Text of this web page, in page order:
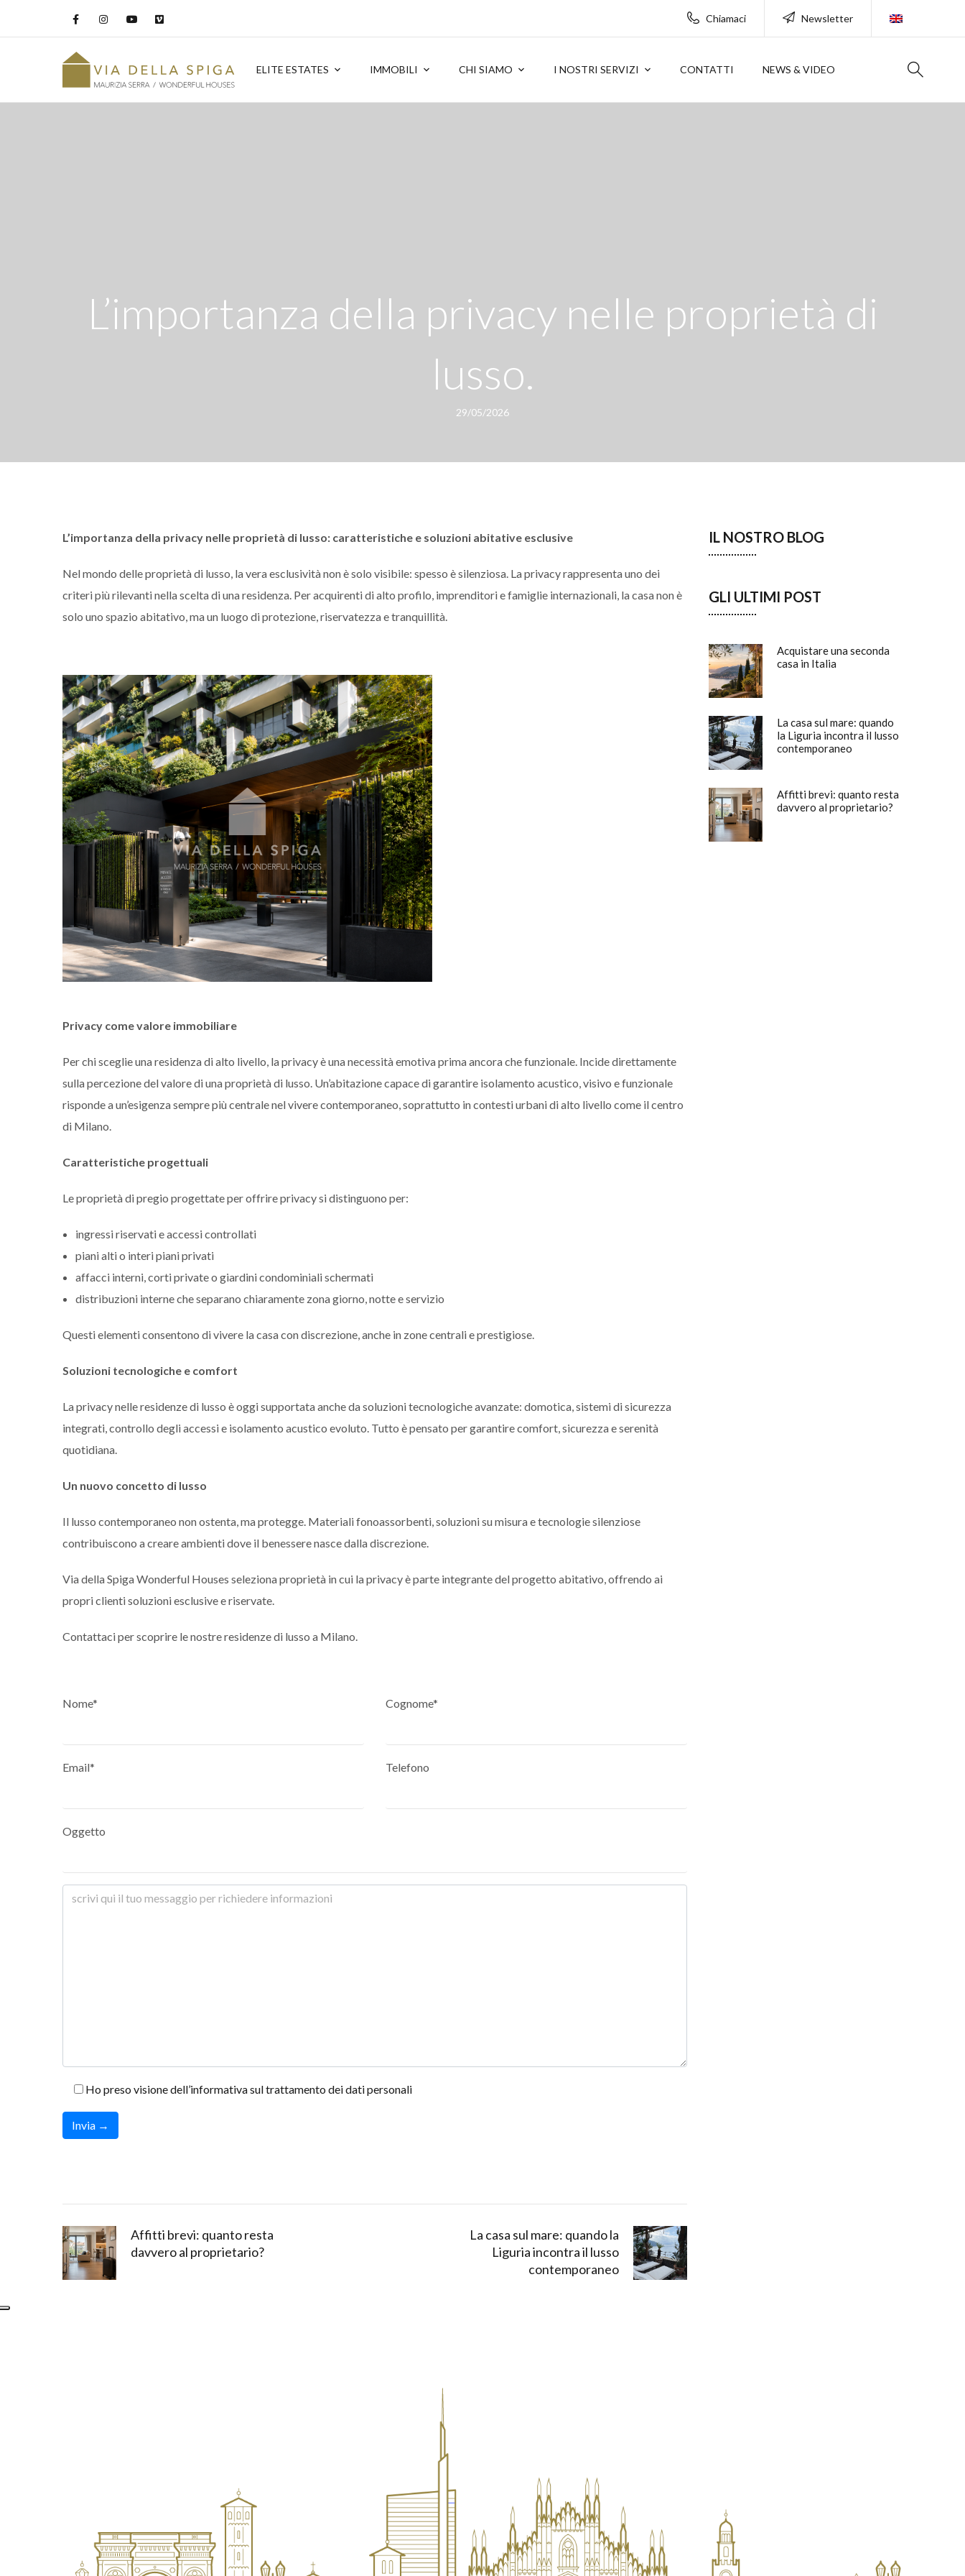
Chiamaci Newsletter
ELITE ESTATES IMMOBILI CHI SIAMO I NOSTRI SERVIZI CONTATTI NEWS & VIDEO
L’importanza della privacy nelle proprietà di
lusso.
29/05/2026
L’importanza della privacy nelle proprietà di lusso: caratteristiche e soluzioni abitative esclusive
Nel mondo delle proprietà di lusso, la vera esclusività non è solo visibile: spesso è silenziosa. La privacy rappresenta uno dei
criteri più rilevanti nella scelta di una residenza. Per acquirenti di alto profilo, imprenditori e famiglie internazionali, la casa non è
solo uno spazio abitativo, ma un luogo di protezione, riservatezza e tranquillità.
Privacy come valore immobiliare
Per chi sceglie una residenza di alto livello, la privacy è una necessità emotiva prima ancora che funzionale. Incide direttamente
sulla percezione del valore di una proprietà di lusso. Un’abitazione capace di garantire isolamento acustico, visivo e funzionale
risponde a un’esigenza sempre più centrale nel vivere contemporaneo, soprattutto in contesti urbani di alto livello come il centro
di Milano.
Caratteristiche progettuali
Le proprietà di pregio progettate per offrire privacy si distinguono per:
ingressi riservati e accessi controllati
piani alti o interi piani privati
affacci interni, corti private o giardini condominiali schermati
distribuzioni interne che separano chiaramente zona giorno, notte e servizio
Questi elementi consentono di vivere la casa con discrezione, anche in zone centrali e prestigiose.
Soluzioni tecnologiche e comfort
La privacy nelle residenze di lusso è oggi supportata anche da soluzioni tecnologiche avanzate: domotica, sistemi di sicurezza
integrati, controllo degli accessi e isolamento acustico evoluto. Tutto è pensato per garantire comfort, sicurezza e serenità
quotidiana.
Un nuovo concetto di lusso
Il lusso contemporaneo non ostenta, ma protegge. Materiali fonoassorbenti, soluzioni su misura e tecnologie silenziose
contribuiscono a creare ambienti dove il benessere nasce dalla discrezione.
Via della Spiga Wonderful Houses seleziona proprietà in cui la privacy è parte integrante del progetto abitativo, offrendo ai
propri clienti soluzioni esclusive e riservate.
Contattaci per scoprire le nostre residenze di lusso a Milano.
Nome* Cognome*
Email* Telefono
Oggetto
Ho preso visione dell’informativa sul trattamento dei dati personali
Affitti brevi: quanto resta
davvero al proprietario?
La casa sul mare: quando la
Liguria incontra il lusso
contemporaneo
IL NOSTRO BLOG
GLI ULTIMI POST
Acquistare una seconda
casa in Italia
La casa sul mare: quando
la Liguria incontra il lusso
contemporaneo
Affitti brevi: quanto resta
davvero al proprietario?